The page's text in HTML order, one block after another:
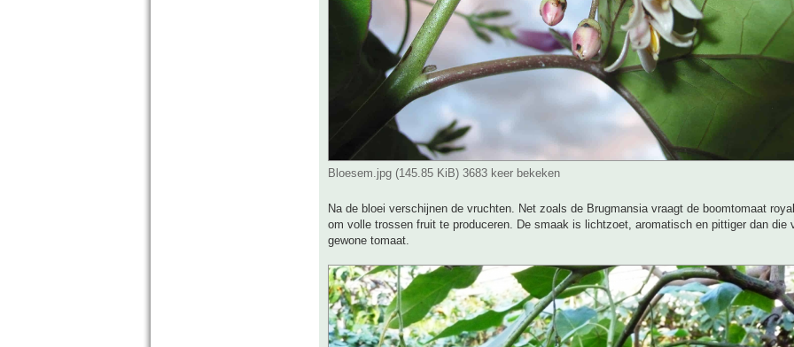
Bloesem.jpg (145.85 KiB) 3683 keer bekeken
Na de bloei verschijnen de vruchten. Net zoals de Brugmansia vraagt de boomtomaat
om volle trossen fruit te produceren. De smaak is lichtzoet, aromatisch en pittiger dan die
gewone tomaat.